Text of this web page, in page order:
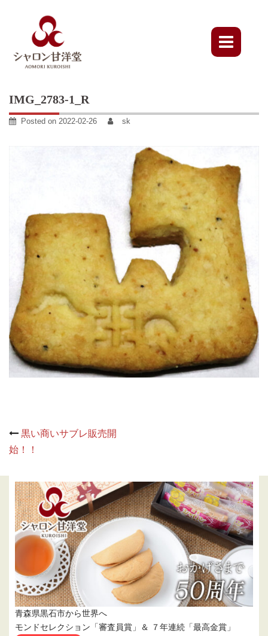
IMG_2783-1_R
Posted on 2022-02-26 sk
Post
navigation
黒い商いサブレ販売開
始！！
青森県黒石市から世界へ
モンドセレクション「審査員賞」＆ ７年連続「最高金賞」